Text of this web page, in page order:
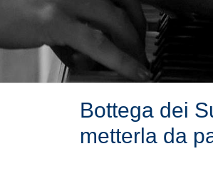
Bottega dei
metterla da